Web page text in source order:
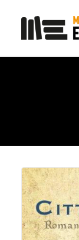
GADGET
NEWS
CONTATTI
CHI SIAMO
DOWNLOAD